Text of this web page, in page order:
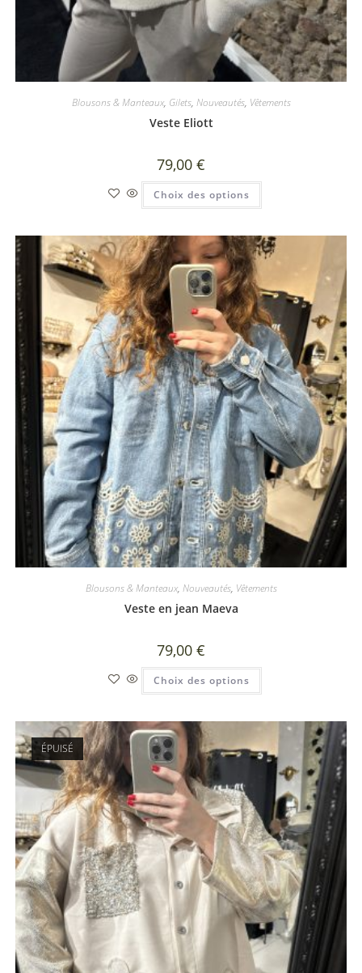
Blousons & Manteaux, Gilets, Nouveautés, Vêtements
Veste Eliott
79,00 €
Choix des options
Blousons & Manteaux, Nouveautés, Vêtements
Veste en jean Maeva
79,00 €
Choix des options
ÉPUISÉ